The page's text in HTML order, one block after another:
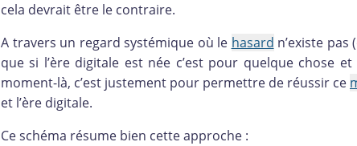
cela devrait être le contraire.
A travers un regard systémique où le hasard n’existe
que si l’ère digitale est née c’est pour quelque chose
moment-là, c’est justement pour permettre de réussir ce
et l’ère digitale.
Ce schéma résume bien cette approche :